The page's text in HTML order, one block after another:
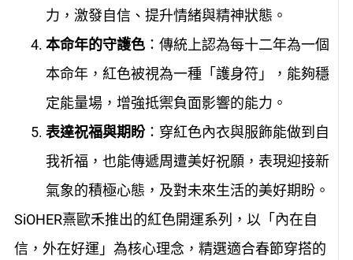
力，激發自信、提升情緒與精神狀態。
本命年的守護色：傳統上認為每十二年為一個
本命年，紅色被視為一種「護身符」，能夠穩
定能量場，增強抵禦負面影響的能力。
表達祝福與期盼：穿紅色內衣與服飾能做到自
我祈福，也能傳遞周遭美好祝願，表現迎接新
氣象的積極心態，及對未來生活的美好期盼。
SiOHER熹歐禾推出的紅色開運系列，以「內在自
信，外在好運」為核心理念，精選適合春節穿搭的